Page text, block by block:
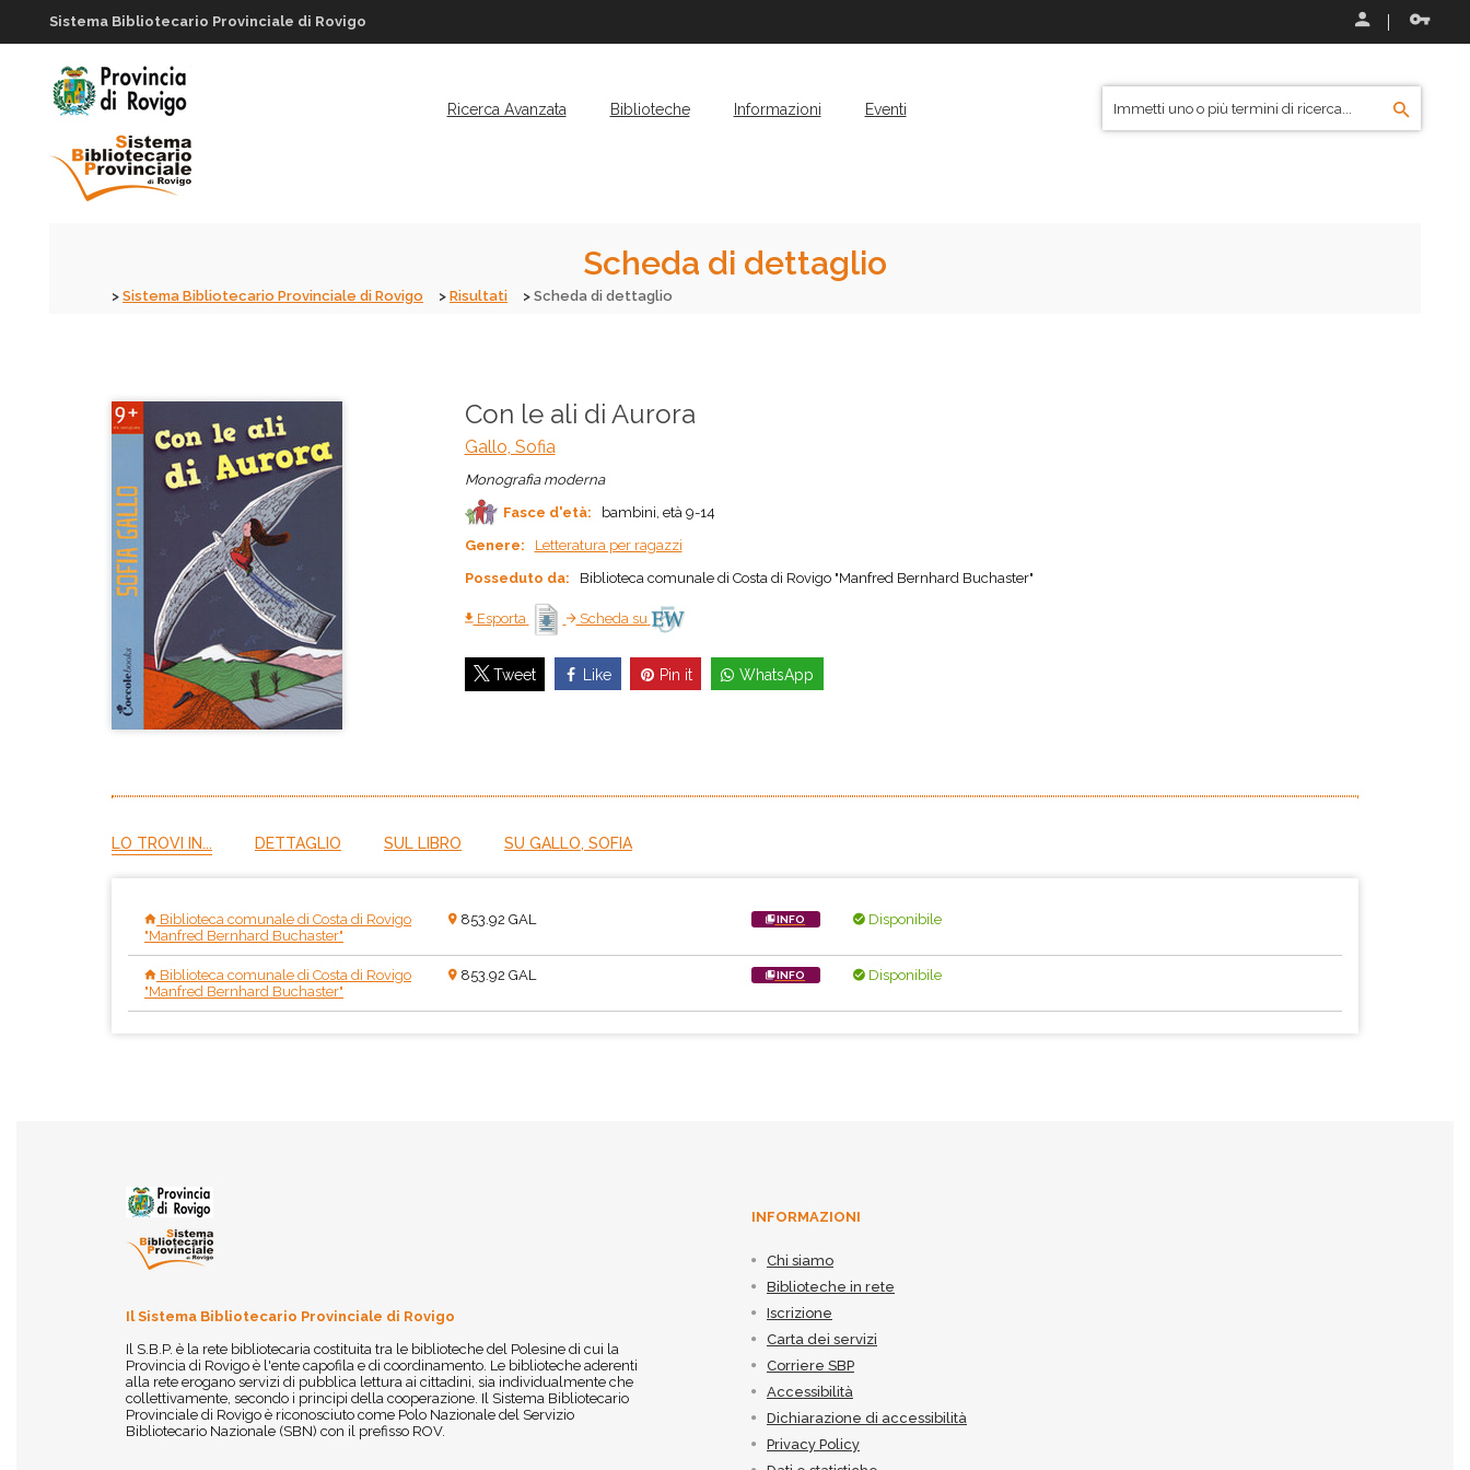
Sistema Bibliotecario Provinciale di Rovigo
Ricerca Avanzata Biblioteche Informazioni Eventi
Scheda di dettaglio
Sistema Bibliotecario Provinciale di Rovigo Risultati Scheda di dettaglio
Con le ali di Aurora
Gallo, Sofia
Monografia moderna
Fasce d'età:
bambini, età 9-14
Genere:
Letteratura per ragazzi
Posseduto da:
Biblioteca comunale di Costa di Rovigo "Manfred Bernhard Buchaster"
Esporta Scheda su
Tweet Like Pin it WhatsApp
LO TROVI IN... DETTAGLIO SUL LIBRO SU GALLO, SOFIA
Biblioteca comunale di Costa di Rovigo
"Manfred Bernhard Buchaster"
853.92 GAL INFO Disponibile
Biblioteca comunale di Costa di Rovigo
"Manfred Bernhard Buchaster"
853.92 GAL INFO Disponibile
Il Sistema Bibliotecario Provinciale di Rovigo
Il S.B.P. è la rete bibliotecaria costituita tra le biblioteche del Polesine di cui la
Provincia di Rovigo è l'ente capofila e di coordinamento. Le biblioteche aderenti
alla rete erogano servizi di pubblica lettura ai cittadini, sia individualmente che
collettivamente, secondo i principi della cooperazione. Il Sistema Bibliotecario
Provinciale di Rovigo è riconosciuto come Polo Nazionale del Servizio
Bibliotecario Nazionale (SBN) con il prefisso ROV.
INFORMAZIONI
Chi siamo
Biblioteche in rete
Iscrizione
Carta dei servizi
Corriere SBP
Accessibilità
Dichiarazione di accessibilità
Privacy Policy